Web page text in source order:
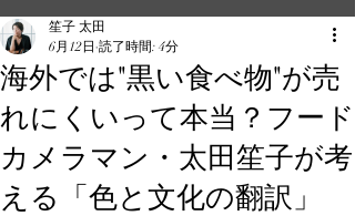
海外では"黒い食べ物"が売
れにくいって本当？フード
カメラマン・太田笙子が考
える「色と文化の翻訳」
笙子 太田
6月12日 読了時間: 4分